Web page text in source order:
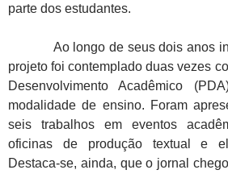
parte dos estudantes.
Ao longo de seus dois anos
projeto foi contemplado duas vezes
Desenvolvimento Acadêmico
modalidade de ensino. Foram
seis trabalhos em eventos
oficinas de produção textual e
Destaca-se, ainda, que o jornal